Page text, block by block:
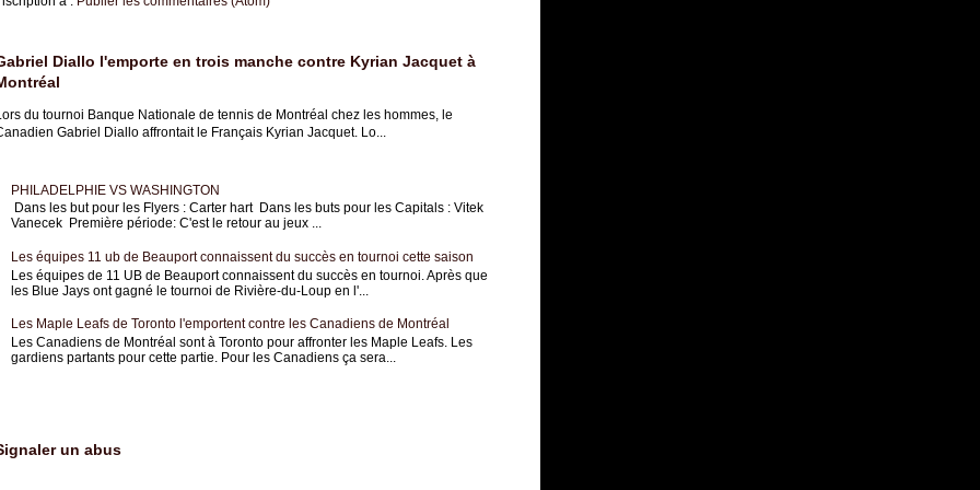
Diallo l'emporte en trois manche contre Kyrian Jacquet à
du tournoi Banque Nationale de tennis de Montréal chez les hommes, le
Gabriel Diallo affrontait le Français Kyrian Jacquet. Lo...
PHILADELPHIE VS WASHINGTON
Dans les but pour les Flyers : Carter hart Dans les buts pour les Capitals : Vitek
Vanecek Première période: C'est le retour au jeux ...
Les équipes 11 ub de Beauport connaissent du succès en tournoi cette saison
Les équipes de 11 UB de Beauport connaissent du succès en tournoi. Après que
les Blue Jays ont gagné le tournoi de Rivière-du-Loup en l'...
Les Maple Leafs de Toronto l'emportent contre les Canadiens de Montréal
Les Canadiens de Montréal sont à Toronto pour affronter les Maple Leafs. Les
gardiens partants pour cette partie. Pour les Canadiens ça sera...
un abus